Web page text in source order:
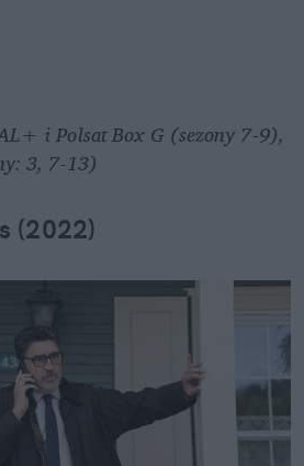
i Polsat Box G (sezony 7-9),
3, 7-13)
(2022)